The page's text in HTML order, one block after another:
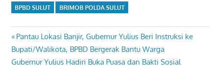
BPBD SULUT BRIMOB POLDA SULUT
Navigasi
pos
Previous
Post:
Pantau Lokasi Banjir, Gubernur Yulius Beri Instruksi ke
Bupati/Walikota, BPBD Bergerak Bantu Warga
Next
Gubernur Yulius Hadiri Buka Puasa dan Bakti Sosial